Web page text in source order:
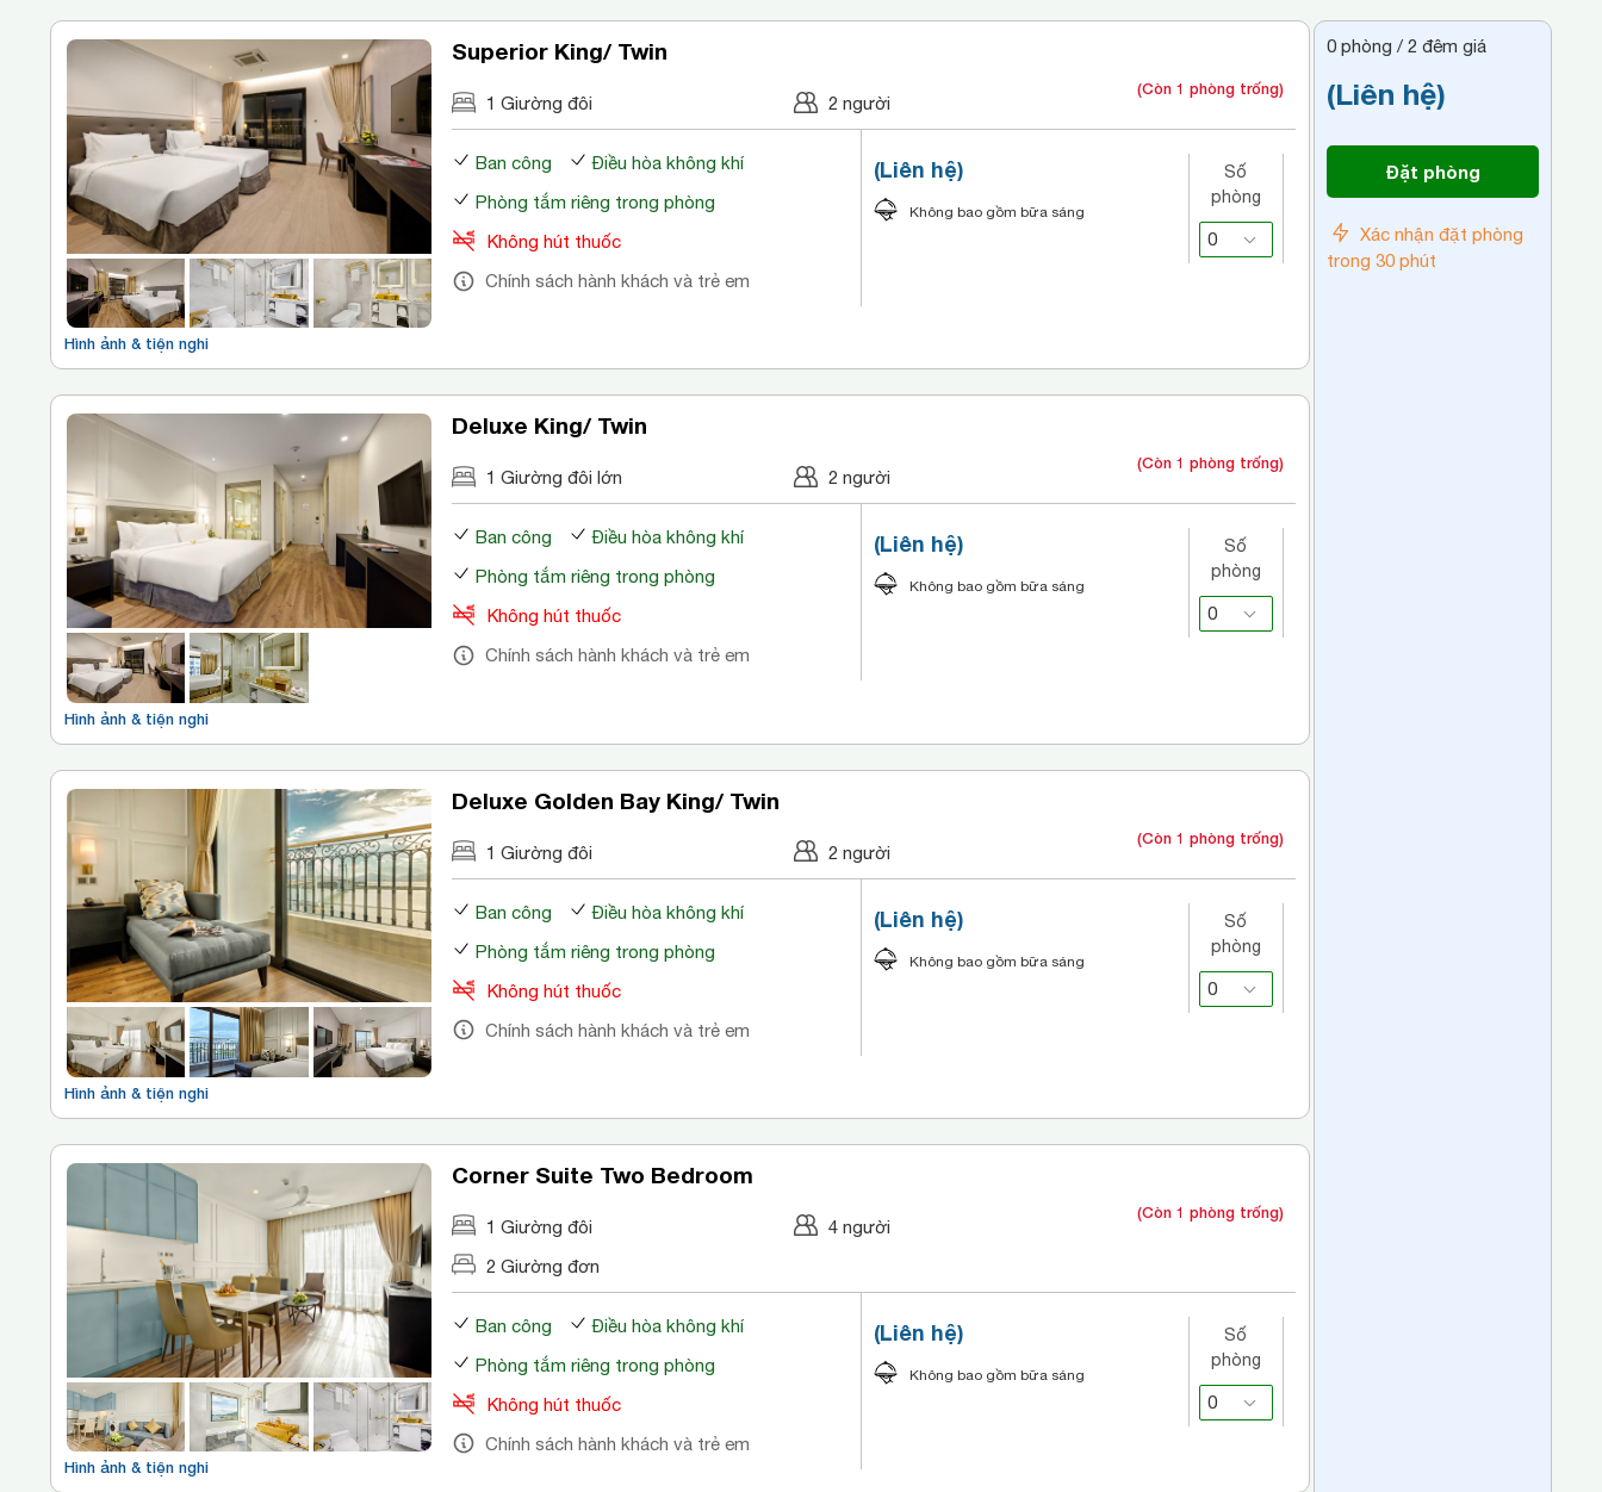
Hình ảnh & tiện nghi
Superior King/ Twin
1 Giường đôi 2 người
(Còn 1 phòng trống)
Ban công
Điều hòa không khí
Phòng tắm riêng trong phòng
Không hút thuốc
Chính sách hành khách và trẻ em
(Liên hệ)
Không bao gồm bữa sáng
Số
phòng
Hình ảnh & tiện nghi
Deluxe King/ Twin
1 Giường đôi lớn 2 người
(Còn 1 phòng trống)
Ban công
Điều hòa không khí
Phòng tắm riêng trong phòng
Không hút thuốc
Chính sách hành khách và trẻ em
(Liên hệ)
Không bao gồm bữa sáng
Số
phòng
Hình ảnh & tiện nghi
Deluxe Golden Bay King/ Twin
1 Giường đôi 2 người
(Còn 1 phòng trống)
Ban công
Điều hòa không khí
Phòng tắm riêng trong phòng
Không hút thuốc
Chính sách hành khách và trẻ em
(Liên hệ)
Không bao gồm bữa sáng
Số
phòng
Hình ảnh & tiện nghi
Corner Suite Two Bedroom
1 Giường đôi
2 Giường đơn
4 người
(Còn 1 phòng trống)
Ban công
Điều hòa không khí
Phòng tắm riêng trong phòng
Không hút thuốc
Chính sách hành khách và trẻ em
(Liên hệ)
Không bao gồm bữa sáng
Số
phòng
0 phòng / 2 đêm giá
(Liên hệ)
Đặt phòng
Xác nhận đặt phòng
trong 30 phút